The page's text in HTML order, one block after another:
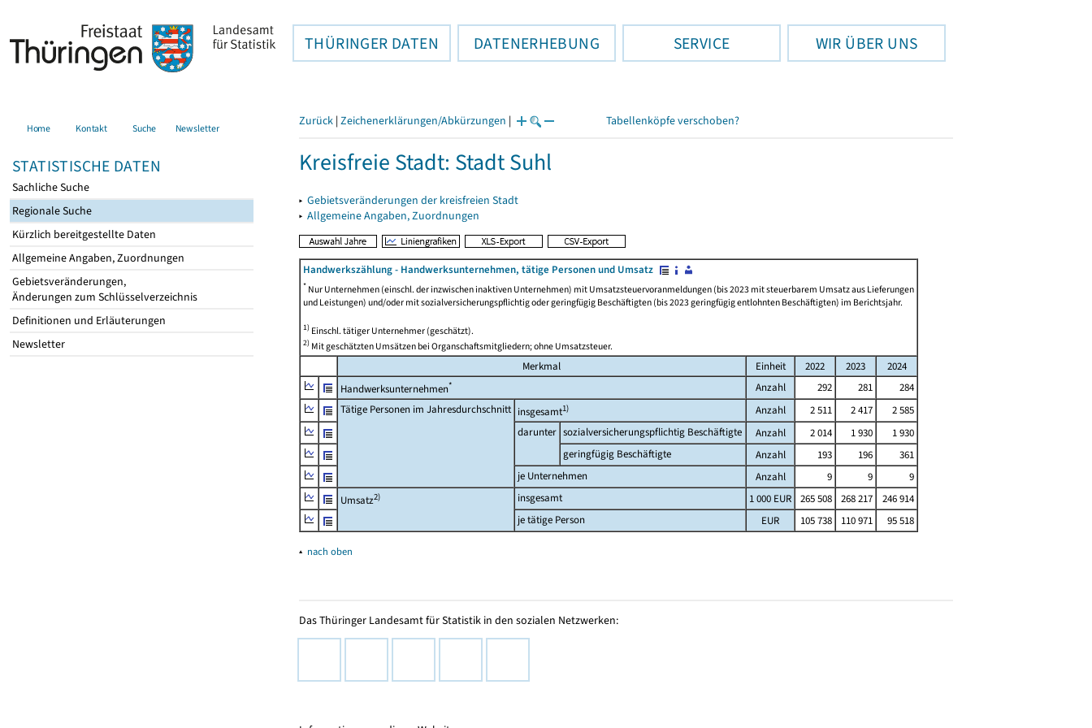
THÜRINGER DATEN DATENERHEBUNG SERVICE WIR ÜBER UNS
Home Kontakt Suche Newsletter
STATISTISCHE DATEN
Sachliche Suche
Regionale Suche
Kürzlich bereitgestellte Daten
Allgemeine Angaben, Zuordnungen
Gebietsveränderungen,
Änderungen zum Schlüsselverzeichnis
Definitionen und Erläuterungen
Newsletter
Zurück | Zeichenerklärungen/Abkürzungen | Tabellenköpfe verschoben?
Kreisfreie Stadt: Stadt Suhl
▸ Gebietsveränderungen der kreisfreien Stadt
▸ Allgemeine Angaben, Zuordnungen
Handwerkszählung - Handwerksunternehmen, tätige Personen und Umsatz
* Nur Unternehmen (einschl. der inzwischen inaktiven Unternehmen) mit Umsatzsteuervoranmeldungen (bis 2023 mit steuerbarem Umsatz aus Lieferungen
und Leistungen) und/oder mit sozialversicherungspflichtig oder geringfügig Beschäftigten (bis 2023 geringfügig entlohnten Beschäftigten) im Berichtsjahr.
1) Einschl. tätiger Unternehmer (geschätzt).
2) Mit geschätzten Umsätzen bei Organschaftsmitgliedern; ohne Umsatzsteuer.
Merkmal Einheit 2022 2023
2024
Handwerksunternehmen* Anzahl 292 281
284
Tätige Personen im Jahresdurchschnitt insgesamt1) Anzahl 2 511 2 417
2 585
darunter sozialversicherungspflichtig Beschäftigte Anzahl 2 014 1 930
1 930
geringfügig Beschäftigte
Anzahl 193 196
361
je Unternehmen
Anzahl 9 9
9
Umsatz2) insgesamt 1 000 EUR 265 508 268 217
246 914
je tätige Person
EUR 105 738 110 971 95 518
▴ nach oben
Das Thüringer Landesamt für Statistik in den sozialen Netzwerken: